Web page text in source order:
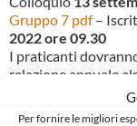
Per fornire le migliori
Gruppo 7 pdf–
2022 ore 09.30
I praticanti
relazione annuale
per il colloquio (1
dattiloscritte).